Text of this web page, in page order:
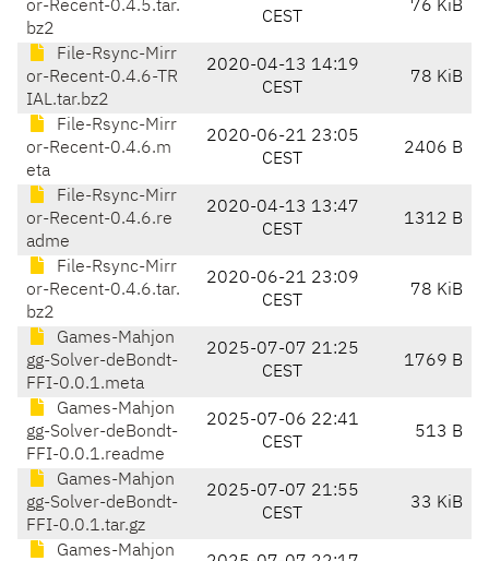
or-Recent-0.4.5.tar.
bz2
CEST
76 KiB
File-Rsync-Mirr
or-Recent-0.4.6-TR
IAL.tar.bz2
2020-04-13 14:19
CEST
78 KiB
File-Rsync-Mirr
or-Recent-0.4.6.m
eta
2020-06-21 23:05
CEST
2406 B
File-Rsync-Mirr
or-Recent-0.4.6.re
adme
2020-04-13 13:47
CEST
1312 B
File-Rsync-Mirr
or-Recent-0.4.6.tar.
bz2
2020-06-21 23:09
CEST
78 KiB
Games-Mahjon
gg-Solver-deBondt-
FFI-0.0.1.meta
2025-07-07 21:25
CEST
1769 B
Games-Mahjon
gg-Solver-deBondt-
FFI-0.0.1.readme
2025-07-06 22:41
CEST
513 B
Games-Mahjon
gg-Solver-deBondt-
FFI-0.0.1.tar.gz
2025-07-07 21:55
CEST
33 KiB
Games-Mahjon